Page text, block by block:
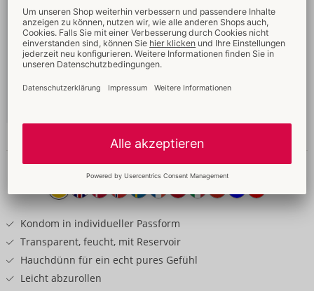
69 mm
Inhalt: 100 Stück
Ohne Verkaufsverpackung
Bestseller
Details
Kondom in individueller Passform
Transparent, feucht, mit Reservoir
Hauchdünn für ein echt pures Gefühl
Leicht abzurollen